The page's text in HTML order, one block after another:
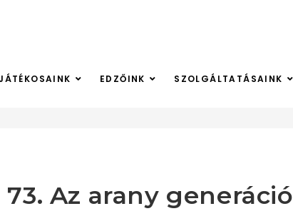
EDZŐINK SZOLGÁLTATÁSAINK
Az arany generáció